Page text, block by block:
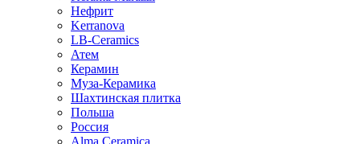
Нефрит
Kerranova
LB-Ceramics
Атем
Керамин
Муза-Керамика
Шахтинская плитка
Польша
Россия
Alma Ceramica